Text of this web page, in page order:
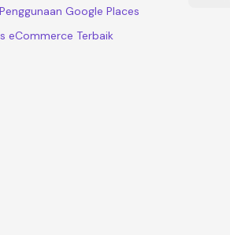
Google Places
eCommerce Terbaik